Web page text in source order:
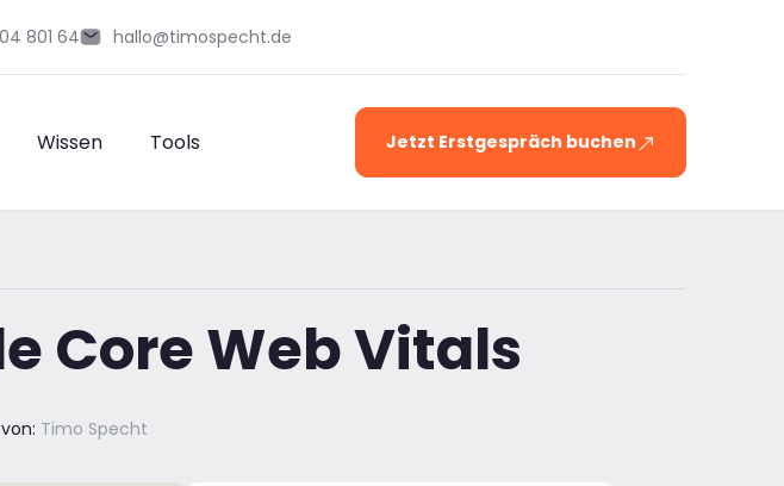
801 64 hallo@timospecht.de
Wissen Tools Jetzt Erstgespräch buchen
Core Web Vitals
Timo Specht